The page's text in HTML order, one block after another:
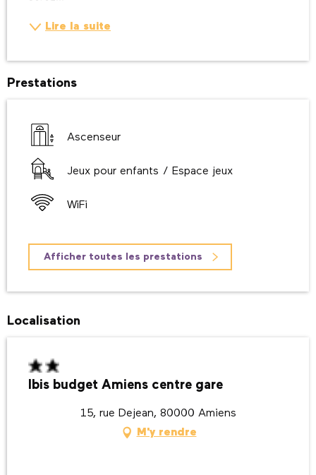
Lire la suite
Prestations
Ascenseur
Jeux pour enfants / Espace jeux
WiFi
Afficher toutes les prestations
Localisation
Ibis budget Amiens centre gare
15, rue Dejean, 80000 Amiens
M'y rendre